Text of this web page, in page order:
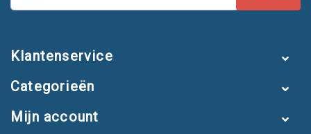
Klantenservice
Categorieën
Mijn account